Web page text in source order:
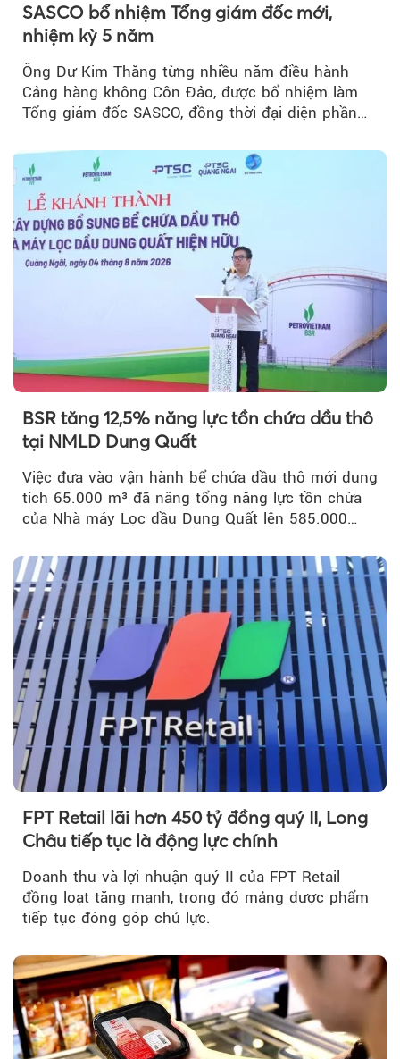
SASCO bổ nhiệm Tổng giám đốc mới,
nhiệm kỳ 5 năm
Ông Dư Kim Thăng từng nhiều năm điều hành
Cảng hàng không Côn Đảo, được bổ nhiệm làm
Tổng giám đốc SASCO, đồng thời đại diện phần
BSR tăng 12,5% năng lực tồn chứa dầu thô
tại NMLD Dung Quất
Việc đưa vào vận hành bể chứa dầu thô mới dung
tích 65.000 m³ đã nâng tổng năng lực tồn chứa
của Nhà máy Lọc dầu Dung Quất lên 585.000
FPT Retail lãi hơn 450 tỷ đồng quý II, Long
Châu tiếp tục là động lực chính
Doanh thu và lợi nhuận quý II của FPT Retail
đồng loạt tăng mạnh, trong đó mảng dược phẩm
tiếp tục đóng góp chủ lực.